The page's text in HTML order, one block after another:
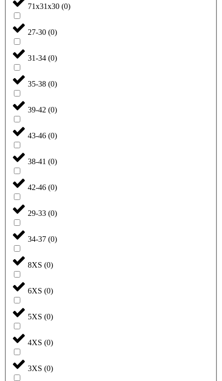
71x31x30 (0)
27-30 (0)
31-34 (0)
35-38 (0)
39-42 (0)
43-46 (0)
38-41 (0)
42-46 (0)
29-33 (0)
34-37 (0)
8XS (0)
6XS (0)
5XS (0)
4XS (0)
3XS (0)